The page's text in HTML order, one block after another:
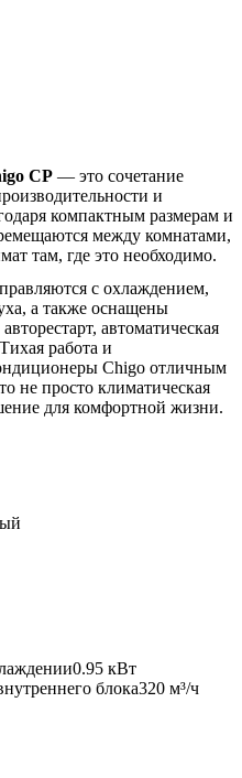
CP — это сочетание
и
компактным размерам и
между комнатами,
там, где это необходимо.
с охлаждением,
а также оснащены
автоматическая
работа и
Chigo отличным
не просто климатическая
для комфортной жизни.
0.95 кВт
блока320 м³/ч